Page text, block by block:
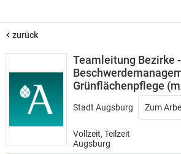
zurück
Teamleitung Bezirke -
Grünflächenpflege
Stadt Augsburg Zum
Vollzeit, Teilzeit
Augsburg